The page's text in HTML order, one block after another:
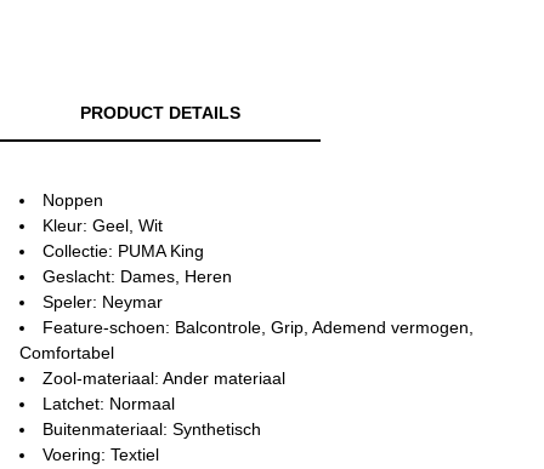
PRODUCT DETAILS
Noppen
Kleur: Geel, Wit
Collectie: PUMA King
Geslacht: Dames, Heren
Speler: Neymar
Feature-schoen: Balcontrole, Grip, Ademend vermogen,
Comfortabel
Zool-materiaal: Ander materiaal
Latchet: Normaal
Buitenmateriaal: Synthetisch
Voering: Textiel